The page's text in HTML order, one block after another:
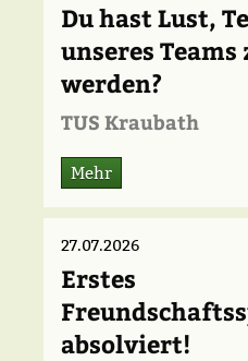
Du hast Lust,
unseres Teams
werden?
TUS Kraubath
Mehr
27.07.2026
Erstes
absolviert!